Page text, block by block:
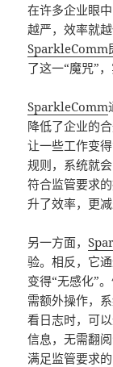
在许多企业眼
越严，效率就
SparkleComm
了这一“魔咒”
SparkleComm
降低了企业的
让一些工作变
规则，系统就
符合监管要求
升了效率，更
另一方面，
验。相反，它
变得“无感化”
需额外操作，
看日志时，可
信息，无需翻
满足监管要求